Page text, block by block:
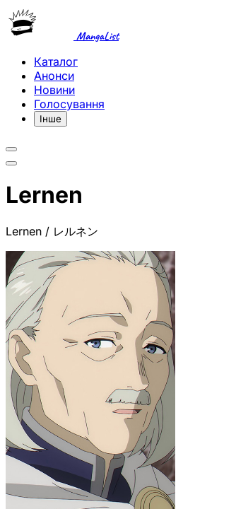
MangaList
Каталог
Анонси
Новини
Голосування
Інше
Lernen
Lernen / レルネン